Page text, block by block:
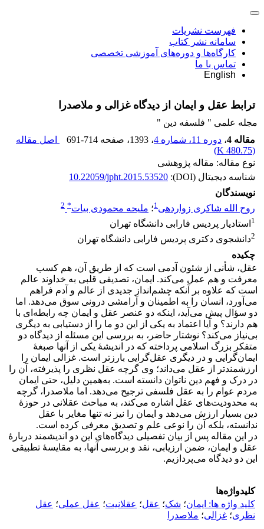
فهرست نشریات
سامانه نشر کتاب
کارگاه‌ها و دوره‌های آموزشی تخصصی
تماس با ما
English
ترابط عقل و ایمان از دیدگاه غزالی و ملاصدرا
مجله علمی " فلسفه دین "
مقاله 4
، دوره 11، شماره 4 ، 1393 ، صفحه 691-714
اصل مقاله
(
480.75 K
)
نوع مقاله: مقاله پژوهشی
شناسه دیجیتال (DOI):
10.22059/jpht.2015.53520
نویسندگان
روح الله شاکری زواردهی1؛ ملیحه محمودی بیات*
2
1 استادیار پردیس فارابی دانشگاه تهران
2دانشجوی دکتری پردیس فارابی دانشگاه تهران
چکیده
عقل، شأنی از شئون آدمی است که از طریق آن، هم کسب
معرفت و هم عمل می‌کند. ایمان، تصدیقی قلبی به خداوند عالم
است که علاوه بر آنکه چشم‌انداز جدیدی از عالم و آدم فراهم
می‌آورد، انسان را به اطمینان و آرامشی درونی سوق می‌دهد. اما
دو سؤال پیش می‌آید، اینکه دو عنصر عقل و ایمان چه رابطه‌ای با
هم دارند؟ و آیا اعتماد به یکی از این دو ما را از دستیابی به دیگری
بی‌نیاز می‌کند؟ نوشتار حاضر، به بررسی این مسئله از دیدگاه دو
متفکر بزرگ اسلامی پرداخته که در اندیشۀ یکی از آنها صبغۀ
ایمان‌گرایی و در دیگری عقل‌گرایی بارزتر است. غزالی ایمان را
ارزشمندتر از عقل می‌داند؛ وی گرچه عقل نظری را پذیرفته، آن را
در درک و فهم دین ناتوان دانسته است. به‌همین دلیل، حتی ایمان
مردم عوام را به عقل فلسفی ترجیح می‌دهد. اما ملاصدرا، گرچه
به محدودیت‌های عقل اشاره می‌کند، به مباحث عقلانی در حوزۀ
دین بسیار ارزش می‌دهد و ایمان را نیز نه تنها مغایر با عقل
ندانسته، بلکه آن را نوعی علم و تصدیق معرفی کرده است.
در این مقاله پس از بیان تفصیلی دیدگاه‌های این دو اندیشمند دربارۀ
عقل و ایمان، ضمن ارزیابی، نقد و بررسی آنها، به مقایسۀ تطبیقی
این دو دیدگاه می‌پردازیم.
کلیدواژه‌ها
کلید واژه ها: ایمان؛ شک؛ عقل؛ عقلانیت؛ عقل عملی؛ عقل
نظری؛ غزالی؛ ملاصدرا